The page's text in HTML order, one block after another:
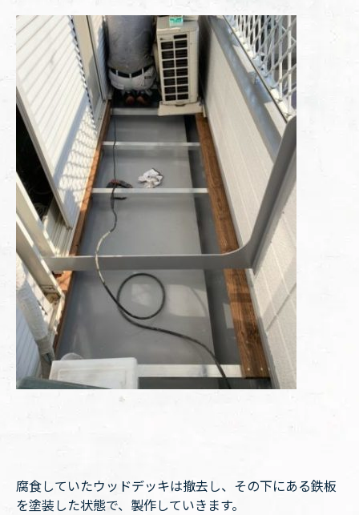
腐食していたウッドデッキは撤去し、その下にある鉄板
を塗装した状態で、製作していきます。